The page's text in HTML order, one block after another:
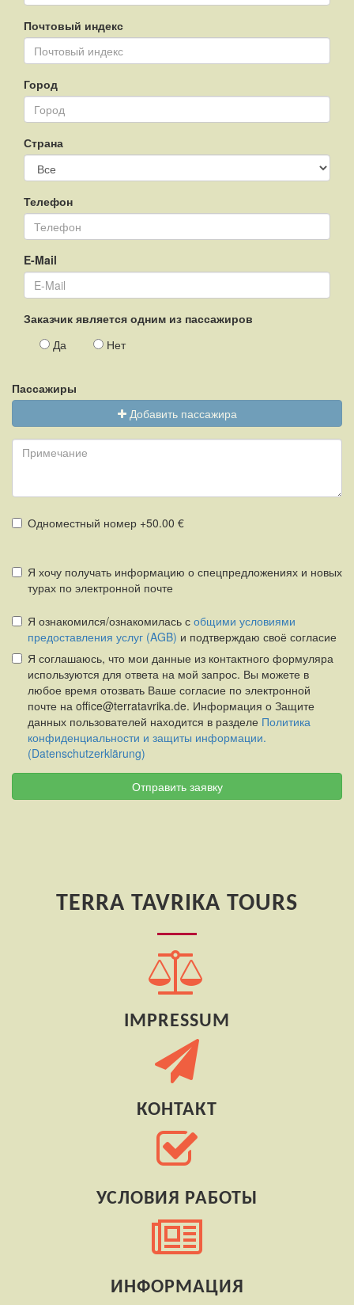
Почтовый индекс
Город
Страна
Телефон
E-Mail
Заказчик является одним из пассажиров
Да
Нет
Пассажиры
Добавить пассажира
Одноместный номер +50.00 €
Я хочу получать информацию о спецпредложениях и новых
турах по электронной почте
Я ознакомился/ознакомилась с общими условиями
предоставления услуг (AGB) и подтверждаю своё согласие
Я соглашаюсь, что мои данные из контактного формуляра
используются для ответа на мой запрос. Вы можете в
любое время отозвать Ваше согласие по электронной
почте на office@terratavrika.de. Информация о Защите
данных пользователей находится в разделе Политика
конфиденциальности и защиты информации.
(Datenschutzerklärung)
Отправить заявку
TERRA TAVRIKA TOURS
IMPRESSUM
КОНТАКТ
УСЛОВИЯ РАБОТЫ
ИНФОРМАЦИЯ